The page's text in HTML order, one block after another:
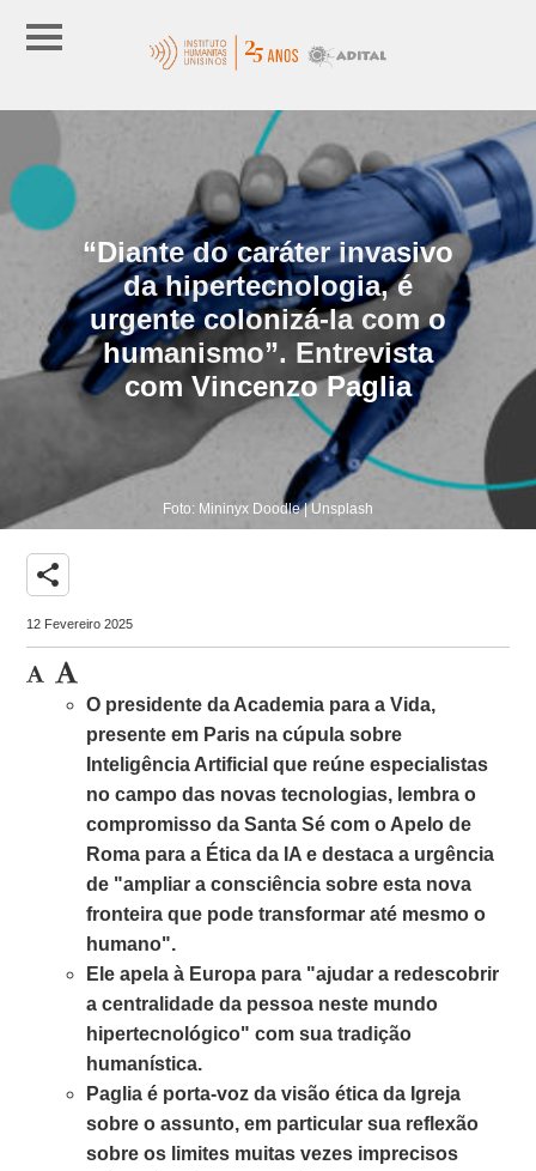
“Diante do caráter invasivo
da hipertecnologia, é
urgente colonizá-la com o
humanismo”. Entrevista
com Vincenzo Paglia
Foto: Mininyx Doodle | Unsplash
share
12 Fevereiro 2025
O presidente da Academia para a Vida,
presente em Paris na cúpula sobre
Inteligência Artificial que reúne especialistas
no campo das novas tecnologias, lembra o
compromisso da Santa Sé com o Apelo de
Roma para a Ética da IA ​​e destaca a urgência
de "ampliar a consciência sobre esta nova
fronteira que pode transformar até mesmo o
humano".
Ele apela à Europa para "ajudar a redescobrir
a centralidade da pessoa neste mundo
hipertecnológico" com sua tradição
humanística.
Paglia é porta-voz da visão ética da Igreja
sobre o assunto, em particular sua reflexão
sobre os limites muitas vezes imprecisos